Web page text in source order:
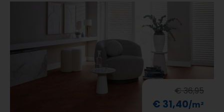
€ 36,95
€ 31,40